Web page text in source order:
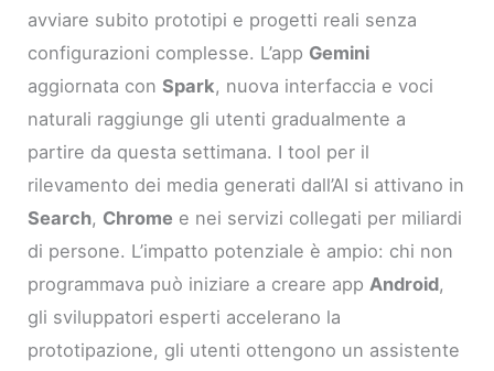
avviare subito prototipi e progetti reali senza
configurazioni complesse. L’app Gemini
aggiornata conSpark, nuova interfaccia e voci
naturali raggiunge gli utenti gradualmente a
partire da questa settimana. I tool per il
rilevamento dei media generati dall’AI si attivano in
Search, Chrome e nei servizi collegati per miliardi
di persone. L’impatto potenziale è ampio: chi non
programmava può iniziare a creare appAndroid,
gli sviluppatori esperti accelerano la
prototipazione, gli utenti ottengono un assistente